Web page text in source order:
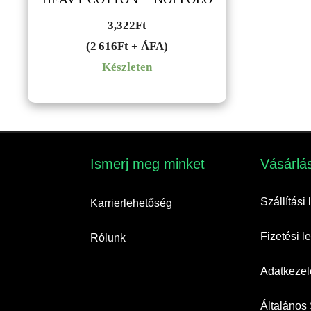
3,322Ft
(2 616Ft + ÁFA)
Készleten
Ismerj meg minket​
Karrierlehetőség
Rólunk
Szállítási
Fizetési
Általános